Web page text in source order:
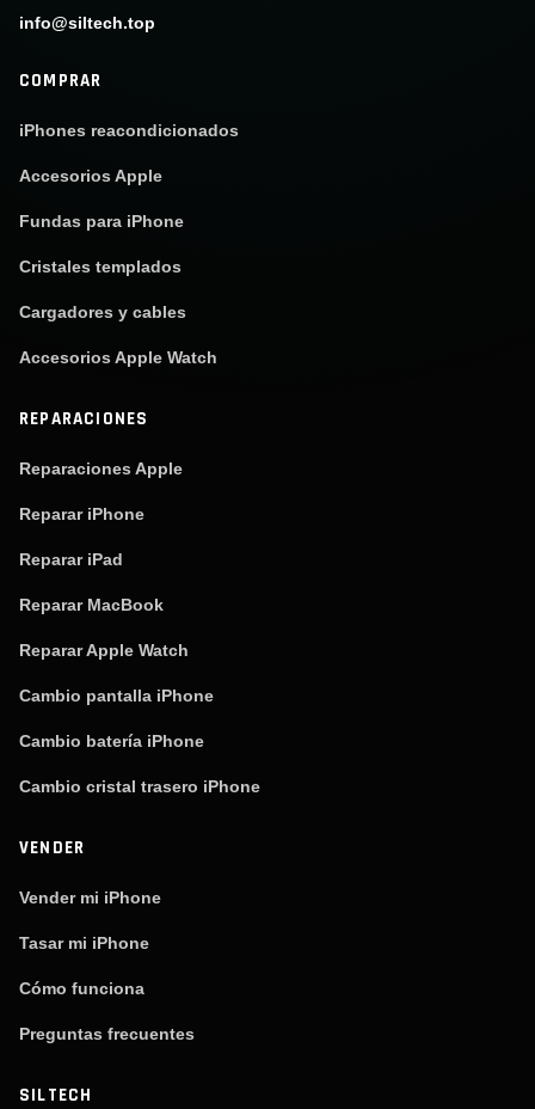
info@siltech.top
COMPRAR
iPhones reacondicionados
Accesorios Apple
Fundas para iPhone
Cristales templados
Cargadores y cables
Accesorios Apple Watch
REPARACIONES
Reparaciones Apple
Reparar iPhone
Reparar iPad
Reparar MacBook
Reparar Apple Watch
Cambio pantalla iPhone
Cambio batería iPhone
Cambio cristal trasero iPhone
VENDER
Vender mi iPhone
Tasar mi iPhone
Cómo funciona
Preguntas frecuentes
SILTECH